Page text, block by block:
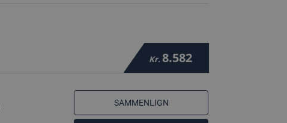
Kr. 8.582
SAMMENLIGN